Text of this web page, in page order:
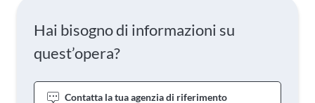
Hai bisogno di informazioni su
quest’opera?
Contatta la tua agenzia di riferimento